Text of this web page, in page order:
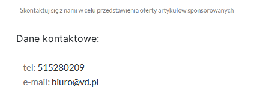
Dane kontaktowe: